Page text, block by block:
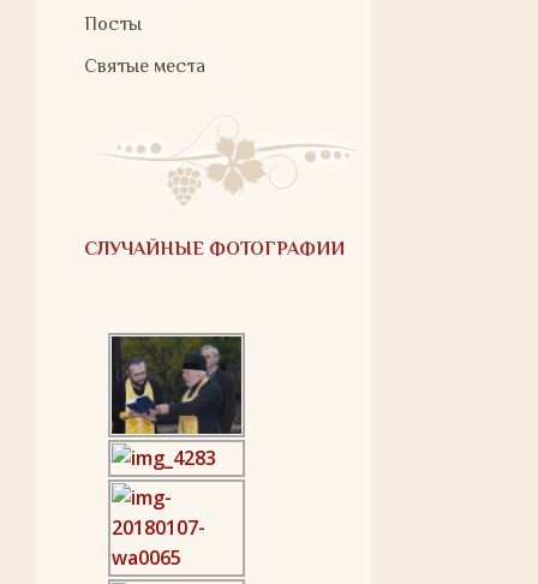
Посты
Святые места
СЛУЧАЙНЫЕ ФОТОГРАФИИ